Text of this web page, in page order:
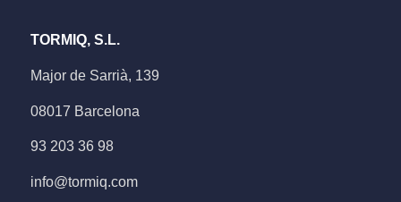
TORMIQ, S.L.
Major de Sarrià, 139
08017 Barcelona
93 203 36 98
info@tormiq.com